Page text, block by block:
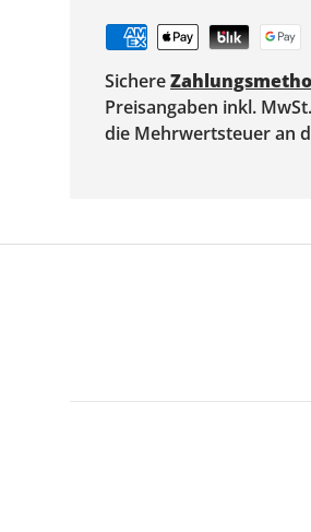
Sichere
Preisangaben inkl.
die Mehrwertsteuer an